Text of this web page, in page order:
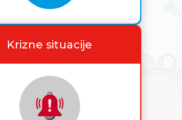
Krizne situacije